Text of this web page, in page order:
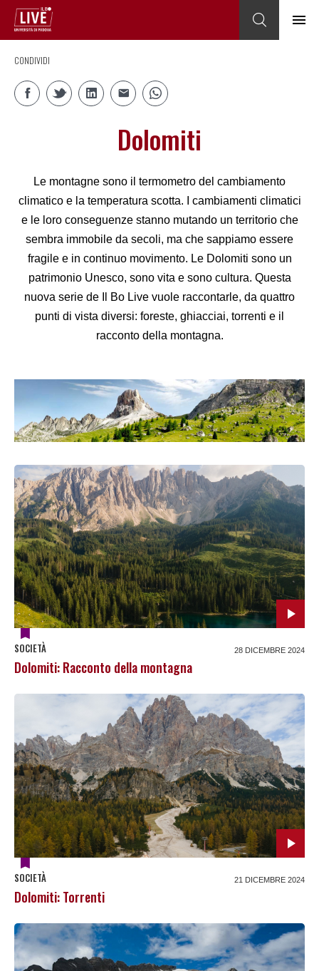
CONDIVIDI
Dolomiti
Le montagne sono il termometro del cambiamento
climatico e la temperatura scotta. I cambiamenti climatici
e le loro conseguenze stanno mutando un territorio che
sembra immobile da secoli, ma che sappiamo essere
fragile e in continuo movimento. Le Dolomiti sono un
patrimonio Unesco, sono vita e sono cultura. Questa
nuova serie de Il Bo Live vuole raccontarle, da quattro
punti di vista diversi: foreste, ghiacciai, torrenti e il
racconto della montagna.
SOCIETÀ 28 DICEMBRE 2024
Dolomiti: Racconto della montagna
SOCIETÀ 21 DICEMBRE 2024
Dolomiti: Torrenti